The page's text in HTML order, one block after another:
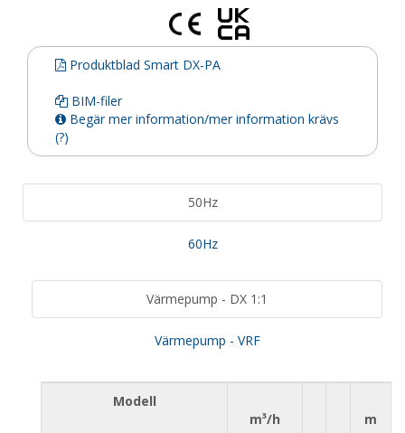
Produktblad Smart DX-PA
BIM-filer
Begär mer information/mer information krävs
(?)
50Hz
60Hz
Värmepump - DX 1:1
Värmepump - VRF
Modell
m³/h
m